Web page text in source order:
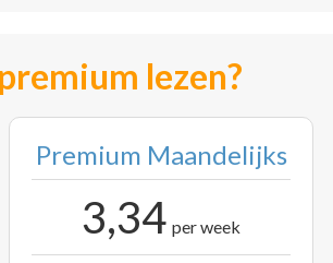
lezen?
Premium Maandelijks
3,34 per week